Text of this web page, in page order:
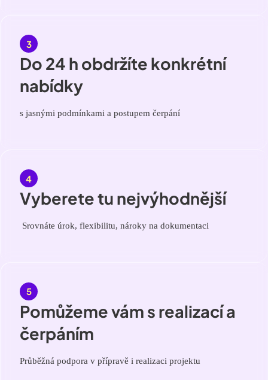
Do 24 h obdržíte konkrétní
nabídky
s jasnými podmínkami a postupem čerpání
Vyberete tu nejvýhodnější
Srovnáte úrok, flexibilitu, nároky na dokumentaci
Pomůžeme vám s realizací a
čerpáním
Průběžná podpora v přípravě i realizaci projektu